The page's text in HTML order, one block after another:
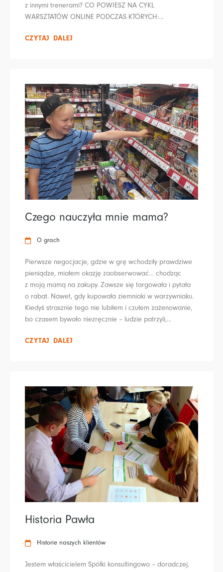
z innymi trenerami? CO POWIESZ NA CYKL
WARSZTATÓW ONLINE PODCZAS KTÓRYCH:...
CZYTAJ DALEJ
Czego nauczyła mnie mama?
O grach
Pierwsze negocjacje, gdzie w grę wchodziły prawdziwe
pieniądze, miałem okazję zaobserwować… chodząc
z moją mamą na zakupy. Zawsze się targowała i pytała
o rabat. Nawet, gdy kupowała ziemniaki w warzywniaku.
Kiedyś strasznie tego nie lubiłem i czułem zażenowanie,
bo czasem bywało niezręcznie – ludzie patrzyli,...
CZYTAJ DALEJ
Historia Pawła
Historie naszych klientów
Jestem właścicielem Spółki konsultingowo – doradczej.